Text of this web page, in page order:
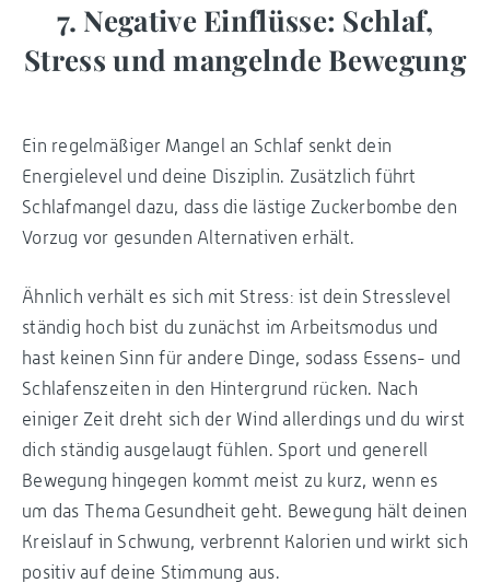
7. Negative Einflüsse: Schlaf,
Stress und mangelnde Bewegung
Ein regelmäßiger Mangel an Schlaf senkt dein
Energielevel und deine Disziplin. Zusätzlich führt
Schlafmangel dazu, dass die lästige Zuckerbombe den
Vorzug vor gesunden Alternativen erhält.
Ähnlich verhält es sich mit Stress: ist dein Stresslevel
ständig hoch bist du zunächst im Arbeitsmodus und
hast keinen Sinn für andere Dinge, sodass Essens- und
Schlafenszeiten in den Hintergrund rücken. Nach
einiger Zeit dreht sich der Wind allerdings und du wirst
dich ständig ausgelaugt fühlen. Sport und generell
Bewegung hingegen kommt meist zu kurz, wenn es
um das Thema Gesundheit geht. Bewegung hält deinen
Kreislauf in Schwung, verbrennt Kalorien und wirkt sich
positiv auf deine Stimmung aus.